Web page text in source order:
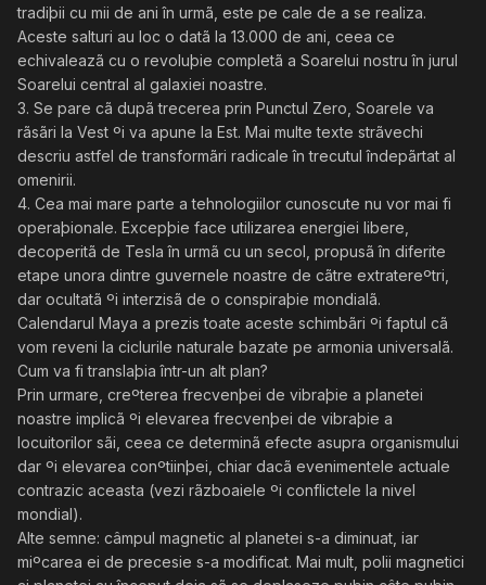
tradiþii cu mii de ani în urmã, este pe cale de a se realiza.
Aceste salturi au loc o datã la 13.000 de ani, ceea ce
echivaleazã cu o revoluþie completã a Soarelui nostru în jurul
Soarelui central al galaxiei noastre.
3. Se pare cã dupã trecerea prin Punctul Zero, Soarele va
rãsãri la Vest ºi va apune la Est. Mai multe texte strãvechi
descriu astfel de transformãri radicale în trecutul îndepãrtat al
omenirii.
4. Cea mai mare parte a tehnologiilor cunoscute nu vor mai fi
operaþionale. Excepþie face utilizarea energiei libere,
decoperitã de Tesla în urmã cu un secol, propusã în diferite
etape unora dintre guvernele noastre de cãtre extratereºtri,
dar ocultatã ºi interzisã de o conspiraþie mondialã.
Calendarul Maya a prezis toate aceste schimbãri ºi faptul cã
vom reveni la ciclurile naturale bazate pe armonia universalã.
Cum va fi translaþia într-un alt plan?
Prin urmare, creºterea frecvenþei de vibraþie a planetei
noastre implicã ºi elevarea frecvenþei de vibraþie a
locuitorilor sãi, ceea ce determinã efecte asupra organismului
dar ºi elevarea conºtiinþei, chiar dacã evenimentele actuale
contrazic aceasta (vezi rãzboaiele ºi conflictele la nivel
mondial).
Alte semne: câmpul magnetic al planetei s-a diminuat, iar
miºcarea ei de precesie s-a modificat. Mai mult, polii magnetici